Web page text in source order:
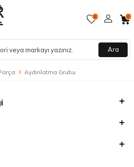
Ara
0 0
Aydınlatma Grubu